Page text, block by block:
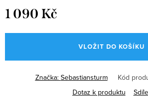
1 090 Kč
cena:
VLOŽIT DO KOŠÍKU
Značka: Sebastiansturm Kód
Dotaz k produktu